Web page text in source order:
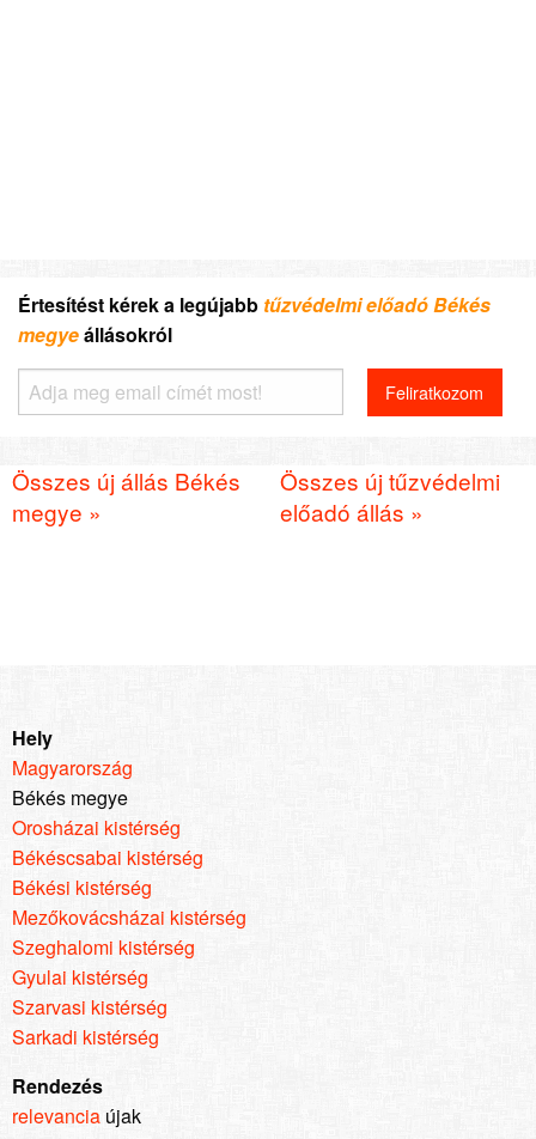
Értesítést kérek a legújabb tűzvédelmi előadó Békés
megyeállásokról
Összes új állás Békés
megye »
Összes új tűzvédelmi
előadó állás »
Hely
Magyarország
Békés megye
Orosházai kistérség
Békéscsabai kistérség
Békési kistérség
Mezőkovácsházai kistérség
Szeghalomi kistérség
Gyulai kistérség
Szarvasi kistérség
Sarkadi kistérség
Rendezés
relevancia újak